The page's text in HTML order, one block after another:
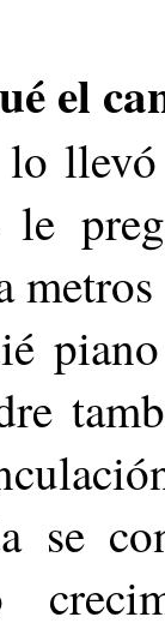
el
lo
le
se